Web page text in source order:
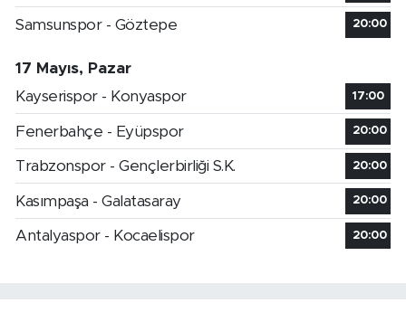
Samsunspor - Göztepe 20:00
17 Mayıs, Pazar
Kayserispor - Konyaspor
17:00
Fenerbahçe - Eyüpspor 20:00
Trabzonspor - Gençlerbirliği S.K. 20:00
Kasımpaşa - Galatasaray 20:00
Antalyaspor - Kocaelispor 20:00